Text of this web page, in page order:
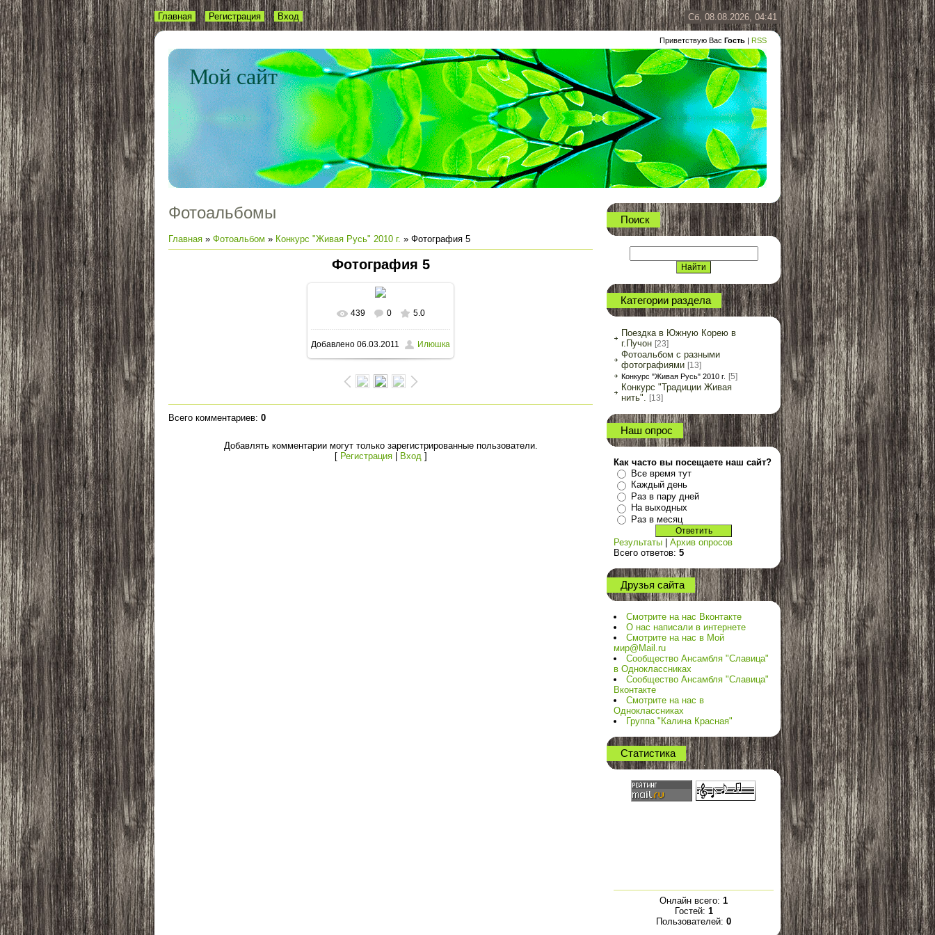
Сб, 08.08.2026, 04:41
Приветствую Вас Гость | RSS
Мой сайт
Главная Регистрация Вход
Фотоальбомы
Главная » Фотоальбом » Конкурс "Живая Русь" 2010 г. » Фотография 5
Фотография 5
В реальном размере
640x480/ 82.5Kb
439 0 5.0
Добавлено 06.03.2011 Илюшка
Всего комментариев: 0
Добавлять комментарии могут только зарегистрированные пользователи.
[ Регистрация| Вход]
Поиск
Категории раздела
Поездка в Южную Корею в
г.Пучон [23]
Фотоальбом с разными
фотографиями [13]
Конкурс "Живая Русь" 2010 г. [5]
Конкурс "Традиции Живая
нить". [13]
Наш опрос
Как часто вы посещаете наш сайт?
Все время тут
Каждый день
Раз в пару дней
На выходных
Раз в месяц
Результаты
Архив опросов
Всего ответов: 5
Друзья сайта
Смотрите на нас Вконтакте
О нас написали в интернете
Смотрите на нас в Мой
мир@Mail.ru
Сообщество Ансамбля "Славица"
в Одноклассниках
Сообщество Ансамбля "Славица"
Вконтакте
Смотрите на нас в
Одноклассниках
Группа "Калина Красная"
Статистика
Онлайн всего: 1
Гостей: 1
Пользователей: 0